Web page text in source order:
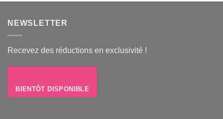
NEWSLETTER
Recevez des réductions en exclusivité !
BIENTÔT DISPONIBLE